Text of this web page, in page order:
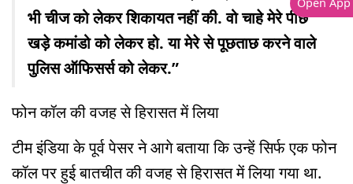
भी चीज को लेकर शिकायत नहीं की. वो चाहे मेरे पीछे
खड़े कमांडो को लेकर हो. या मेरे से पूछताछ करने वाले
पुलिस ऑफिसर्स को लेकर.”
फोन कॉल की वजह से हिरासत में लिया
टीम इंडिया के पूर्व पेसर ने आगे बताया कि उन्हें सिर्फ एक फोन
कॉल पर हुई बातचीत की वजह से हिरासत में लिया गया था.